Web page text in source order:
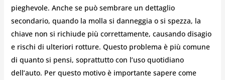
pieghevole. Anche se può sembrare un dettaglio
secondario, quando la molla si danneggia o si spezza, la
chiave non si richiude più correttamente, causando disagio
e rischi di ulteriori rotture. Questo problema è più comune
di quanto si pensi, soprattutto con l’uso quotidiano
dell’auto. Per questo motivo è importante sapere come